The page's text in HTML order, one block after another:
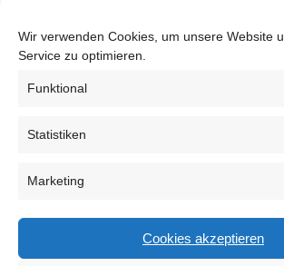
Wir verwenden Cookies, um unsere Website
Service zu optimieren.
Funktional
Statistiken
Marketing
Cookies akzeptieren
praktischen
einfach erklärt